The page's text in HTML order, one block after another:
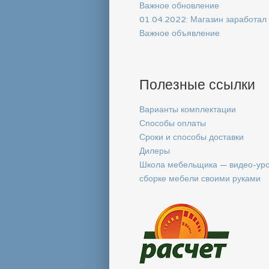
Важное обновление
01.04.2022: Магазин заработал
Важное объявление
Полезные ссылки
Варианты комплектации
Способы оплаты
Сроки и способы доставки
Дилеры
Школа мебельщика — видео-
сборке мебели своими руками